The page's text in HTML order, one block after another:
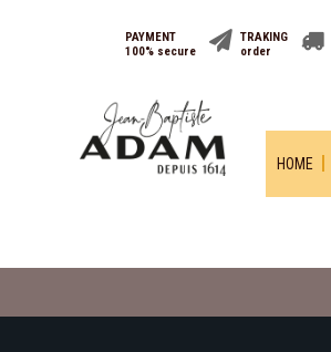
PAYMENT
100% secure
TRAKING
order
HOME